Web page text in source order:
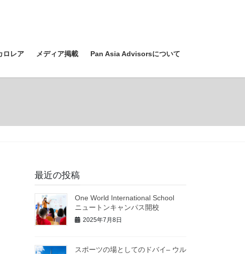
ロレア メディア掲載 Pan Asia Advisorsについて
最近の投稿
One World International School
ニュートンキャンパス開校
2025年7月8日
スポーツの場としてのドバイ– ウル